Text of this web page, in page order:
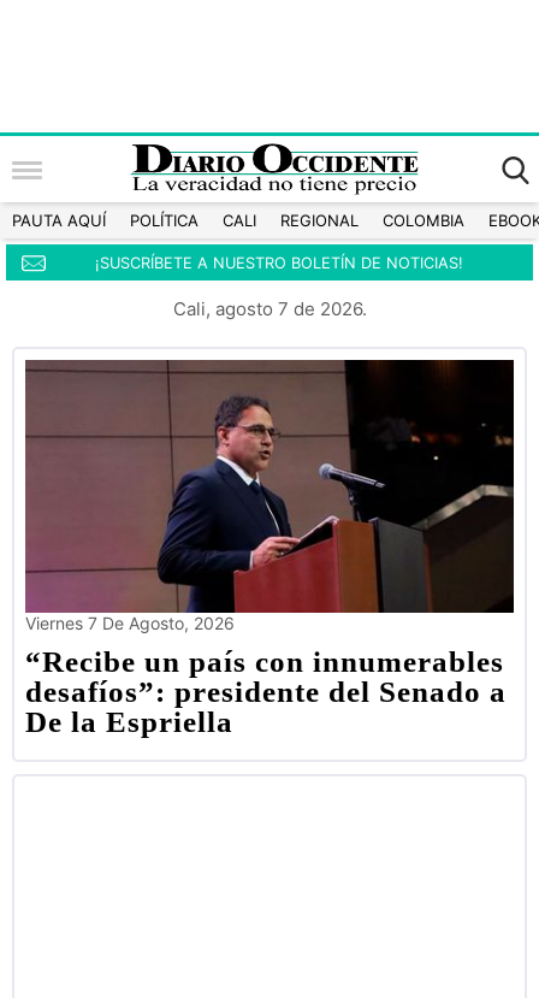
PAUTA AQUÍ POLÍTICA CALI REGIONAL COLOMBIA
¡SUSCRÍBETE A NUESTRO BOLETÍN DE NOTICIAS!
Cali, agosto 7 de 2026.
Viernes 7 De Agosto, 2026
“Recibe un país con innumerables
desafíos”: presidente del Senado a
De la Espriella